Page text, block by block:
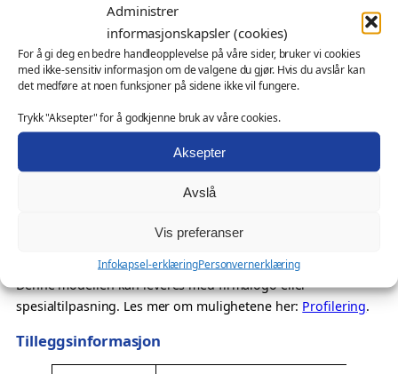
Administrer
informasjonskapsler (cookies)
For å gi deg en bedre handleopplevelse på våre sider, bruker vi cookies
med ikke-sensitiv informasjon om de valgene du gjør. Hvis du avslår kan
det medføre at noen funksjoner på sidene ikke vil fungere.
Trykk "Aksepter" for å godkjenne bruk av våre cookies.
Aksepter
Avslå
Vis preferanser
Infokapsel-erklæringPersonvernerklæring
k
k
e
l
r
a
l
Gave til kokk eller matentusiast
En detalj på nøkkelknippet
Oppmerksomhet til vertskap
Samlerobjekt i mini-format
Også velegnet som
profilgave for fagmiljøer, håndverksbedrifter eller
serviceaktører
messeartikkel og kampanjeprodukt
Denne modellen kan leveres med firmalogo eller
spesialtilpasning. Les mer om mulighetene her: Profilering.
Tilleggsinformasjon